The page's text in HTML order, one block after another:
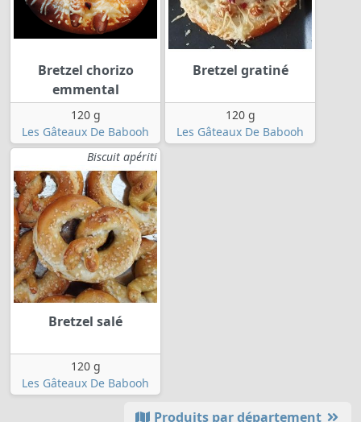
Bretzel chorizo
emmental
120 g
Les Gâteaux De Babooh
Bretzel gratiné
120 g
Les Gâteaux De Babooh
Biscuit apériti
Bretzel salé
120 g
Les Gâteaux De Babooh
Produits par département